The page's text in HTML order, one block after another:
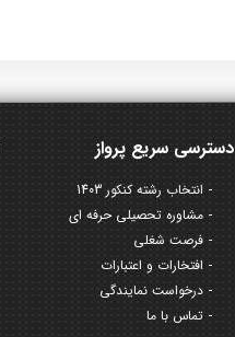
دسترسی سریع پرواز
انتخاب رشته کنکور 1403
مشاوره تحصیلی حرفه ای
فرصت شغلی
افتخارات و اعتبارات
درخواست نمایندگی
تماس با ما